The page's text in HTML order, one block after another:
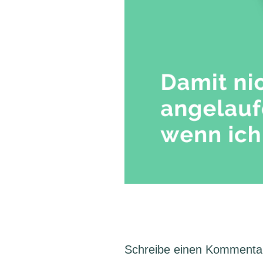
Schreibe einen